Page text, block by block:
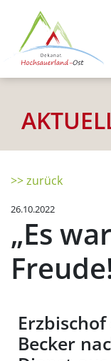
>> zurück
26.10.2022
„Es
Becker